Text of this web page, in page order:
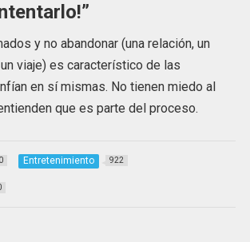
y no abandonar (una relación, un
viaje) es característico de las
en sí mismas. No tienen miedo al
que es parte del proceso.
Entretenimiento 922